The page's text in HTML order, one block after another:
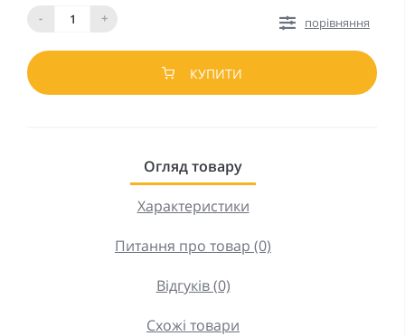
-
+
порівняння
КУПИТИ
Огляд товару
Характеристики
Питання про товар (0)
Відгуків (0)
Схожі товари